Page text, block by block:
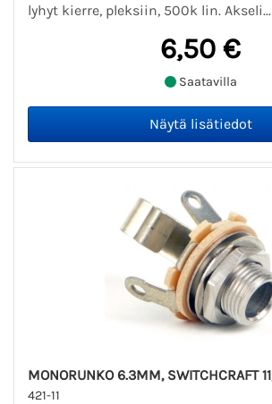
lyhyt kierre, pleksiin, 500k lin. Akseli...
6,50 €
Saatavilla
MONORUNKO 6.3MM, SWITCHCRAFT
421-11